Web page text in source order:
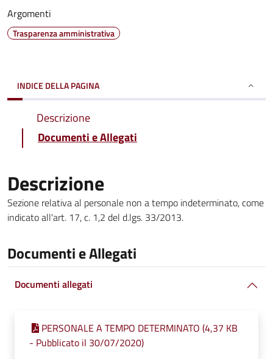
Argomenti
Trasparenza amministrativa
INDICE DELLA PAGINA
Descrizione
Documenti e Allegati
Descrizione
Sezione relativa al personale non a tempo indeterminato, come
indicato all'art. 17, c. 1,2 del d.lgs. 33/2013.
Documenti e Allegati
Documenti allegati
PERSONALE A TEMPO DETERMINATO (4,37 KB
- Pubblicato il 30/07/2020)